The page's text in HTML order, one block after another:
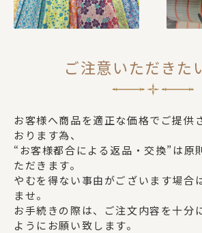
ご注意いただきた
お客様へ商品を適正な価格でご提供
おります為、
“お客様都合による返品・交換”は原
ただきます。
やむを得ない事由がございます場合
ませ。
お手続きの際は、ご注文内容を十分
ようにお願い致します。